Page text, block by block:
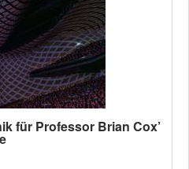
für Professor Brian Cox’